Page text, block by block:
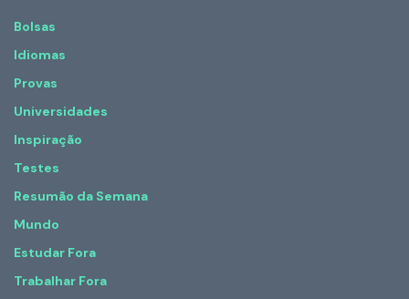
Bolsas
Idiomas
Provas
Universidades
Inspiração
Testes
Resumão da Semana
Mundo
Estudar Fora
Trabalhar Fora